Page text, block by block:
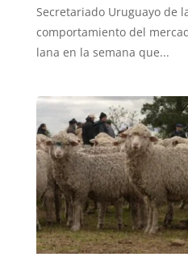
Secretariado Uruguayo de
comportamiento del
lana en la semana que...